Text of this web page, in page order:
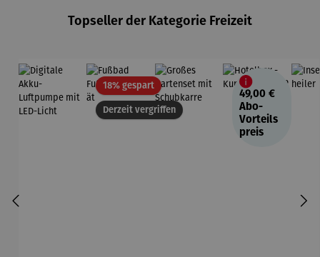
Topseller der Kategorie Freizeit
Derzeit vergriffen
18% gespartRabatt
49,00 €
Abo-
Vorteils
preis